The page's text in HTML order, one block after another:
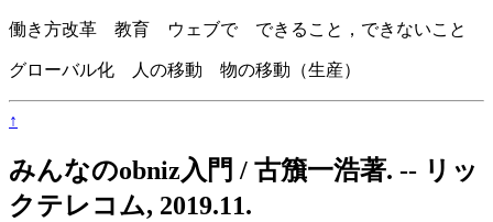
働き方改革 教育 ウェブで できること，できないこと
グローバル化 人の移動 物の移動（生産）
↑
みんなのobniz入門 / 古籏一浩著. -- リッ
クテレコム, 2019.11.